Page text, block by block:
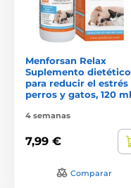
Menforsan Relax
Suplemento dietético
para reducir el estrés
perros y gatos, 120 ml
4 semanas
7,99 €
Comparar